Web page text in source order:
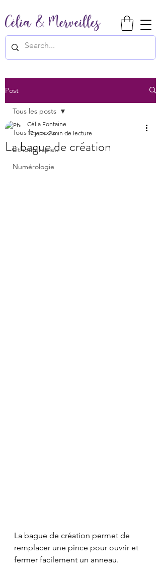
Post
Tous les posts
Lithothérapie..
Numérologie
Tous les posts
La bague de création
Célia Fontaine
17 janv. 2 min de lecture
La bague de création permet de
remplacer une pince pour ouvrir et
fermer facilement un anneau.